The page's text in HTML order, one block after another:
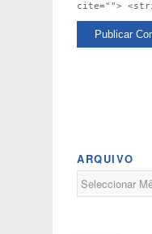
cite="">
ARQUIVO